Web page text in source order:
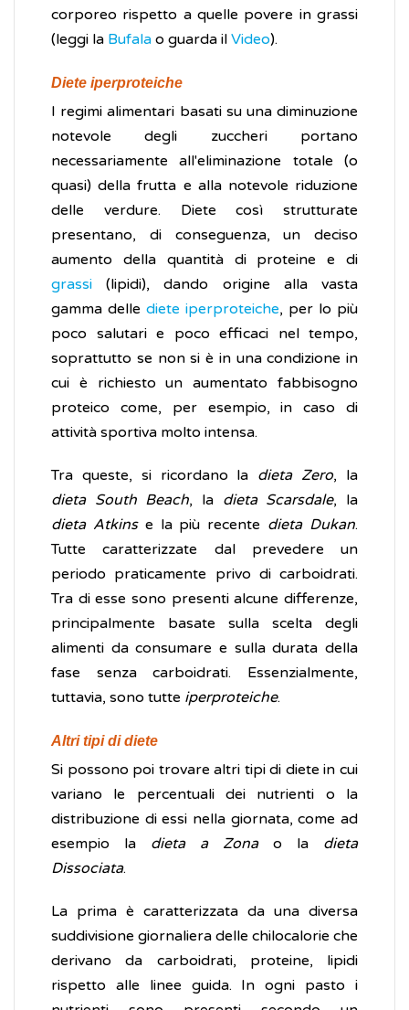
corporeo rispetto a quelle povere in grassi
(leggi la Bufala o guarda il Video).
Diete iperproteiche
I regimi alimentari basati su una diminuzione
notevole degli zuccheri portano
necessariamente all'eliminazione totale (o
quasi) della frutta e alla notevole riduzione
delle verdure. Diete così strutturate
presentano, di conseguenza, un deciso
aumento della quantità di proteine e di
grassi (lipidi), dando origine alla vasta
gamma delle diete iperproteiche, per lo più
poco salutari e poco efficaci nel tempo,
soprattutto se non si è in una condizione in
cui è richiesto un aumentato fabbisogno
proteico come, per esempio, in caso di
attività sportiva molto intensa.
Tra queste, si ricordano la dieta Zero, la
dieta South Beach, la dieta Scarsdale, la
dieta Atkinse la più recente dieta Dukan.
Tutte caratterizzate dal prevedere un
periodo praticamente privo di carboidrati.
Tra di esse sono presenti alcune differenze,
principalmente basate sulla scelta degli
alimenti da consumare e sulla durata della
fase senza carboidrati. Essenzialmente,
tuttavia, sono tutte iperproteiche.
Altri tipi di diete
Si possono poi trovare altri tipi di diete in cui
variano le percentuali dei nutrienti o la
distribuzione di essi nella giornata, come ad
esempio la dieta a Zonao la dieta
Dissociata.
La prima è caratterizzata da una diversa
suddivisione giornaliera delle chilocalorie che
derivano da carboidrati, proteine, lipidi
rispetto alle linee guida. In ogni pasto i